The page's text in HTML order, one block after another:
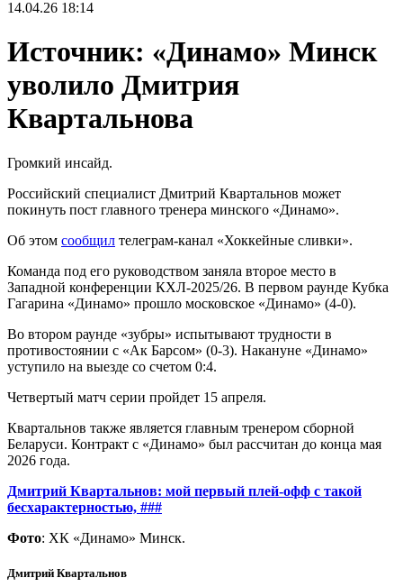
14.04.26 18:14
Источник: «Динамо» Минск
уволило Дмитрия
Квартальнова
Громкий инсайд.
Российский специалист Дмитрий Квартальнов может
покинуть пост главного тренера минского «Динамо».
Об этом сообщил телеграм-канал «Хоккейные сливки».
Команда под его руководством заняла второе место в
Западной конференции КХЛ-2025/26. В первом раунде Кубка
Гагарина «Динамо» прошло московское «Динамо» (4-0).
Во втором раунде «зубры» испытывают трудности в
противостоянии с «Ак Барсом» (0-3). Накануне «Динамо»
уступило на выезде со счетом 0:4.
Четвертый матч серии пройдет 15 апреля.
Квартальнов также является главным тренером сборной
Беларуси. Контракт с «Динамо» был рассчитан до конца мая
2026 года.
Дмитрий Квартальнов: мой первый плей-офф с такой
бесхарактерностью, ###
Фото: ХК «Динамо» Минск.
Дмитрий Квартальнов